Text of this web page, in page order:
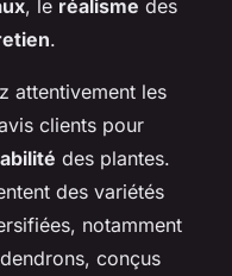
, le réalisme des
.
attentivement les
clients pour
des plantes.
des variétés
notamment
conçus